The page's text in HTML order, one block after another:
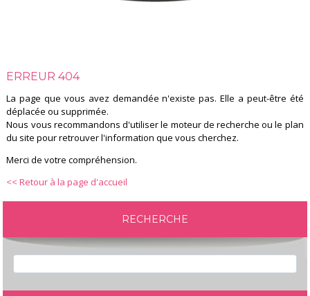
ERREUR 404
La page que vous avez demandée n'existe pas. Elle a peut-être été
déplacée ou supprimée.
Nous vous recommandons d'utiliser le moteur de recherche ou le plan
du site pour retrouver l'information que vous cherchez.
Merci de votre compréhension.
<< Retour à la page d'accueil
RECHERCHE